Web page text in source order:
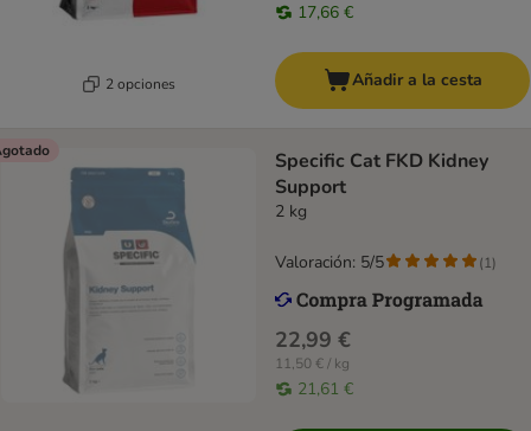
2 opciones
17,66 €
Añadir a la cesta
Specific Cat FKD Kidney
Support
2 kg
22,99 €
11,50 € / kg
21,61 €
Valoración: 5/5 (1)